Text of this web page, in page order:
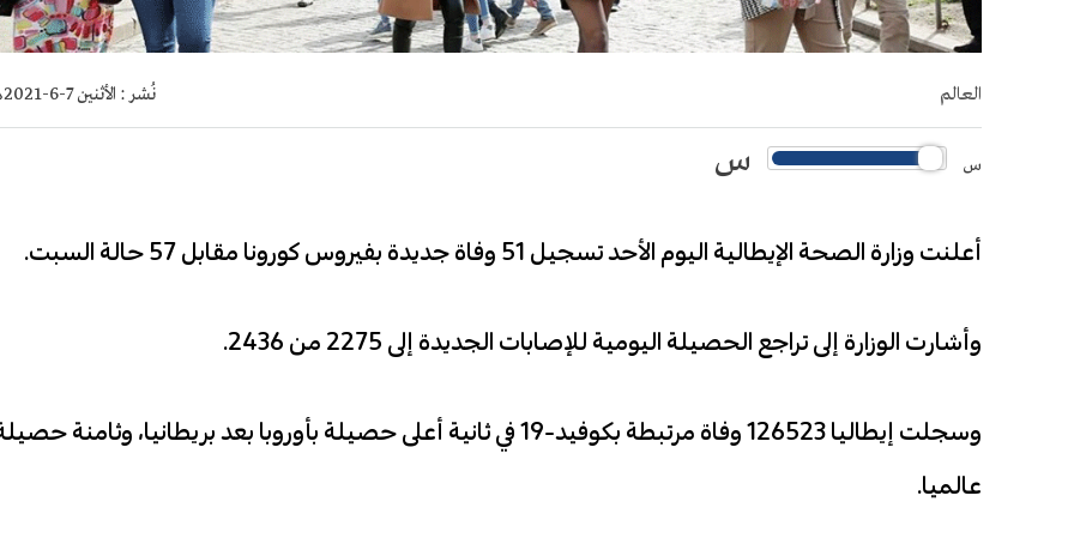
العالم نُشر : الأثنين 7-6-2021م
س س
أعلنت وزارة الصحة الإيطالية اليوم الأحد تسجيل 51 وفاة جديدة بفيروس كورونا مقابل 57 حالة السبت.
وأشارت الوزارة إلى تراجع الحصيلة اليومية للإصابات الجديدة إلى 2275 من 2436.
وسجلت إيطاليا 126523 وفاة مرتبطة بكوفيد-19 في ثانية أعلى حصيلة بأوروبا بعد بريطانيا، وثامنة
عالميا.